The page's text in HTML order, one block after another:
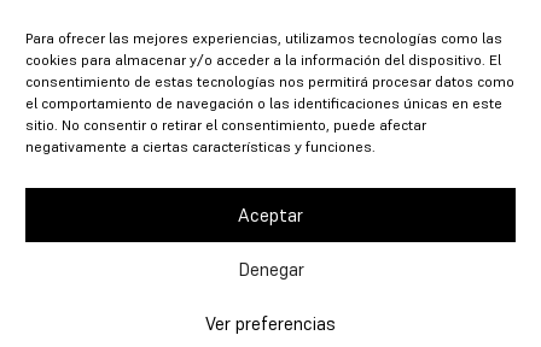
Para ofrecer las mejores experiencias, utilizamos tecnologías como las
cookies para almacenar y/o acceder a la información del dispositivo. El
consentimiento de estas tecnologías nos permitirá procesar datos como
el comportamiento de navegación o las identificaciones únicas en este
sitio. No consentir o retirar el consentimiento, puede afectar
negativamente a ciertas características y funciones.
Aceptar
Denegar
Ver preferencias
SPOTIFY (PRÓXIMAMENTE)
ENVÍOS Y DEVOLUCIONES
AVISO LEGAL